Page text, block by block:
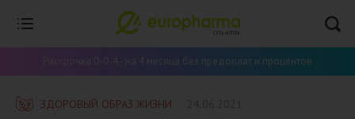
Рассрочка 0-0-4 - на 4 месяца без предоплат и процентов
ЗДОРОВЫЙ ОБРАЗ ЖИЗНИ